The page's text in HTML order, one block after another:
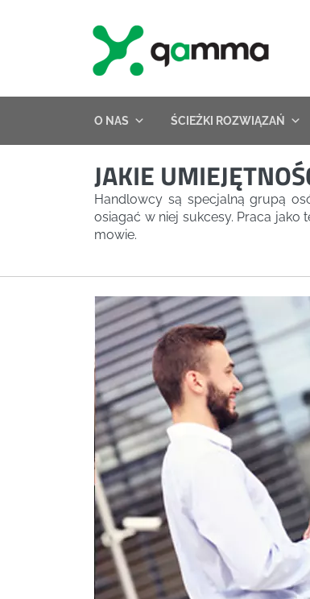
O NAS ŚCIEŻKI ROZWIĄZAŃ
JAKIE
Handlowcy są specjalną grupą
osiagać w niej sukcesy. Praca
mowie.